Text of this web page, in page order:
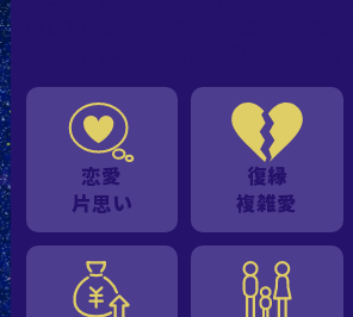
恋愛
片思い
復縁
複雑愛